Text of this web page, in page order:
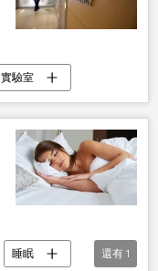
實驗室
睡眠
還有 1